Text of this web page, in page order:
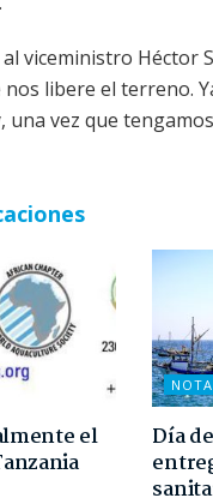
viceministro Héctor
libere el terreno.
una vez que
el
Día